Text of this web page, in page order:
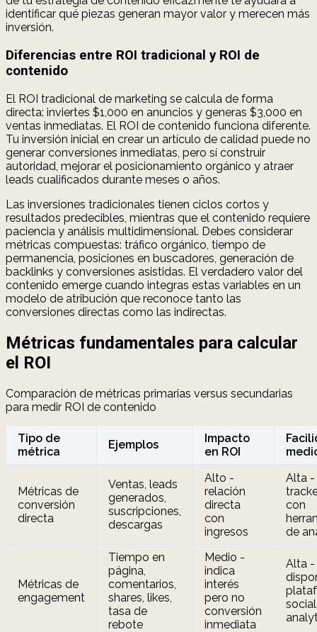
identificar qué piezas generan mayor valor y merecen más
inversión.
Diferencias entre ROI tradicional y ROI de
contenido
El ROI tradicional de marketing se calcula de forma
directa: inviertes $1,000 en anuncios y generas $3,000 en
ventas inmediatas. El ROI de contenido funciona diferente.
Tu inversión inicial en crear un artículo de calidad puede no
generar conversiones inmediatas, pero sí construir
autoridad, mejorar el posicionamiento orgánico y atraer
leads cualificados durante meses o años.
Las inversiones tradicionales tienen ciclos cortos y
resultados predecibles, mientras que el contenido requiere
paciencia y análisis multidimensional. Debes considerar
métricas compuestas: tráfico orgánico, tiempo de
permanencia, posiciones en buscadores, generación de
backlinks y conversiones asistidas. El verdadero valor del
contenido emerge cuando integras estas variables en un
modelo de atribución que reconoce tanto las
conversiones directas como las indirectas.
Métricas fundamentales para calcular
el ROI
Comparación de métricas primarias versus secundarias
para medir ROI de contenido
Tipo de
métrica
Ejemplos
Impacto
en ROI
Métricas de
conversión
directa
Ventas, leads
generados,
suscripciones,
descargas
Alto -
relación
directa
con
ingresos
Alta -
con
de
Métricas de
engagement
Tiempo en
página,
comentarios,
shares, likes,
tasa de
rebote
Medio -
indica
interés
pero no
conversión
inmediata
Alta -